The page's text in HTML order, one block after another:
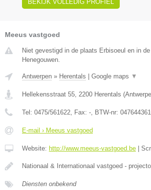
BEKIJK VOLLEDIG PROFIEL
Meeus vastgoed
Niet gevestigd in de plaats Erbisoeul en in
Henegouwen.
Antwerpen » Herentals Google maps ▼
Hellekensstraat 55, 2200 Herentals (
Tel: 0475/561622, Fax: -, BTW-nr:
E-mail › Meeus vastgoed
Website: http://www.meeus-vastgoed.be
Nationaal & Internationaal vastgoed -
Diensten onbekend